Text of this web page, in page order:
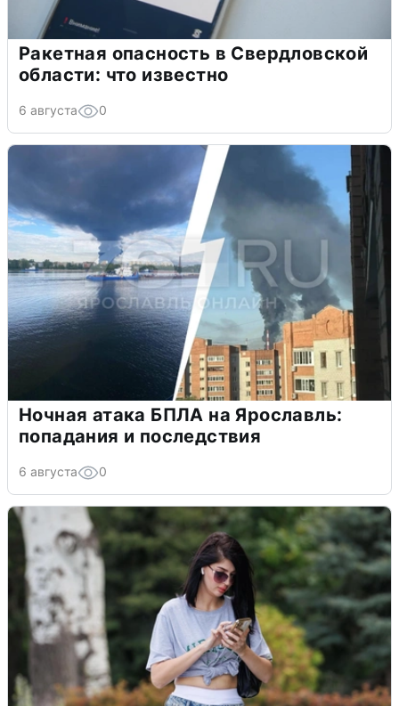
Ракетная опасность в Свердловской
области: что известно
6 августа 0
Ночная атака БПЛА на Ярославль:
попадания и последствия
6 августа 0